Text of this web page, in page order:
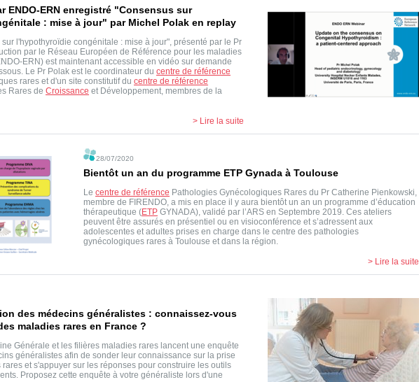
ENDO-ERN enregistré "Consensus sur
: mise à jour" par Michel Polak en replay
l'hypothyroïdie congénitale : mise à jour", présenté par le Pr
par le Réseau Européen de Référence pour les maladies
ERN) est maintenant accessible en vidéo sur demande
Le Pr Polak est le coordinateur du centre de référence
rares et d'un site constitutif du centre de référence
Rares de Croissance et Développement, membres de la
> Lire la suite
28/07/2020
Bientôt un an du programme ETP Gynada à Toulouse
Le centre de référence Pathologies Gynécologiques Rares du Pr Catherine Pienkowski,
membre de FIRENDO, a mis en place il y aura bientôt un an un programme d’éducation
thérapeutique (ETP GYNADA), validé par l’ARS en Septembre 2019. Ces ateliers
peuvent être assurés en présentiel ou en visioconférence et s’adressent aux
adolescentes et adultes prises en charge dans le centre des pathologies
gynécologiques rares à Toulouse et dans la région.
> Lire la suite
des médecins généralistes : connaissez-vous
maladies rares en France ?
Générale et les filières maladies rares lancent une enquête
généralistes afin de sonder leur connaissance sur la prise
et s'appuyer sur les réponses pour construire les outils
Proposez cette enquête à votre généraliste lors d'une